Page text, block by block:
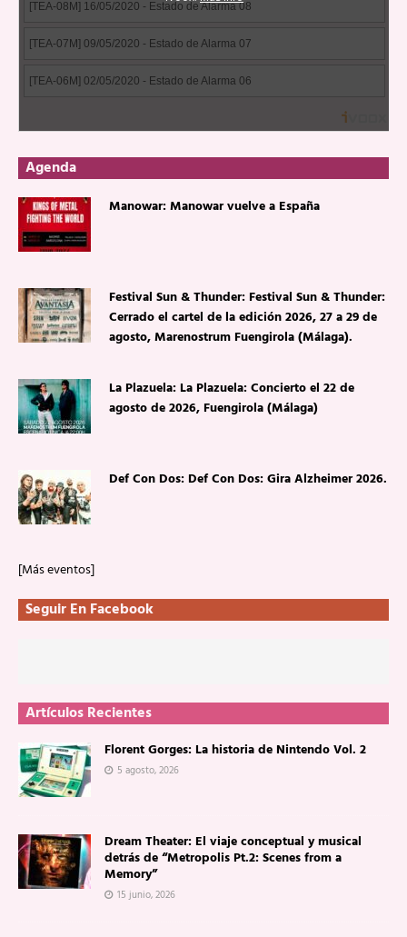
Agenda
Manowar: Manowar vuelve a España
Festival Sun & Thunder: Festival Sun & Thunder:
Cerrado el cartel de la edición 2026, 27 a 29 de
agosto, Marenostrum Fuengirola (Málaga).
La Plazuela: La Plazuela: Concierto el 22 de
agosto de 2026, Fuengirola (Málaga)
Def Con Dos: Def Con Dos: Gira Alzheimer 2026.
[Más eventos]
Seguir En Facebook
Artículos Recientes
Florent Gorges: La historia de Nintendo Vol. 2
5 agosto, 2026
Dream Theater: El viaje conceptual y musical
detrás de “Metropolis Pt.2: Scenes from a
Memory”
15 junio, 2026